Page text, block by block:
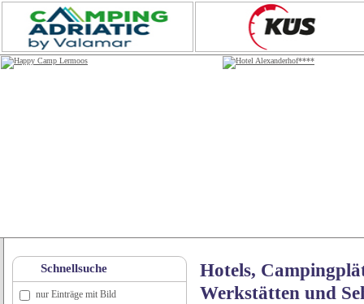
Hotels,
Werkstätten und
Schnellsuche
nur Einträge mit Bild